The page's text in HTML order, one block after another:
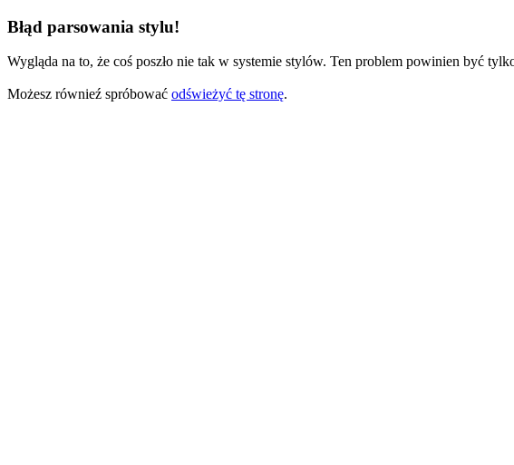
Błąd parsowania stylu!
Wygląda na to, że coś poszło nie tak w systemie stylów. Ten problem powinien być
Możesz równieź spróbować odświeżyć tę stronę.